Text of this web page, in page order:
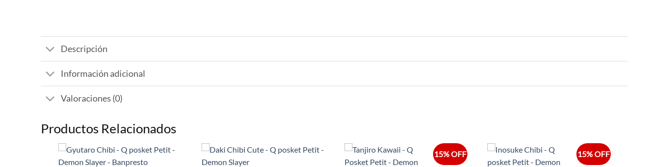
Descripción
Información adicional
Valoraciones (0)
Productos Relacionados
15% OFF 15% OFF